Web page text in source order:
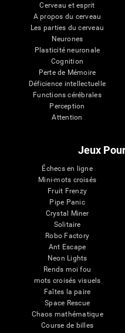
Cerveau et esprit
A propos du cerveau
Les parties du cerveau
Neurones
Plasticité neuronale
Cognition
Perte de Mémoire
Déficience intellectuelle
Functions cérébrales
Perception
Attention
Jeux
Échecs en ligne
Mini-mots croisés
Fruit Frenzy
Pipe Panic
Crystal Miner
Solitaire
Robo Factory
Ant Escape
Neon Lights
Rends moi fou
mots croisés visuels
Faîtes la paire
Space Rescue
Chaos mathématique
Course de billes